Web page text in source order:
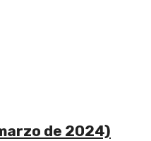
de 2024)